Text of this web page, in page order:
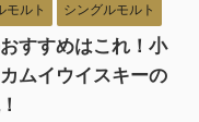
モルト シングルモルト
すすめはこれ！小
ムイウイスキーの